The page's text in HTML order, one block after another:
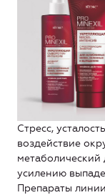
Стресс,
воздействие
метаболический
усилению
Препараты